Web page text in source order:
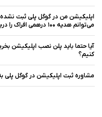
اپلیکیشن من در گوگل پلی ثبت نشده
می‌توانم هدیه ۱۰۰ درهمی افراک را دریافت کنم؟
کنیم؟
مشاوره ثبت اپلیکیشن در گوگل